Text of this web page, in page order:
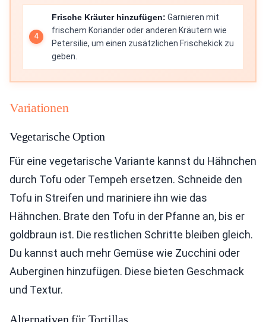
Frische Kräuter hinzufügen: Garnieren mit
frischem Koriander oder anderen Kräutern wie
Petersilie, um einen zusätzlichen Frischekick zu
geben.
Variationen
Vegetarische Option
Für eine vegetarische Variante kannst du Hähnchen
durch Tofu oder Tempeh ersetzen. Schneide den
Tofu in Streifen und mariniere ihn wie das
Hähnchen. Brate den Tofu in der Pfanne an, bis er
goldbraun ist. Die restlichen Schritte bleiben gleich.
Du kannst auch mehr Gemüse wie Zucchini oder
Auberginen hinzufügen. Diese bieten Geschmack
und Textur.
Alternativen für Tortillas